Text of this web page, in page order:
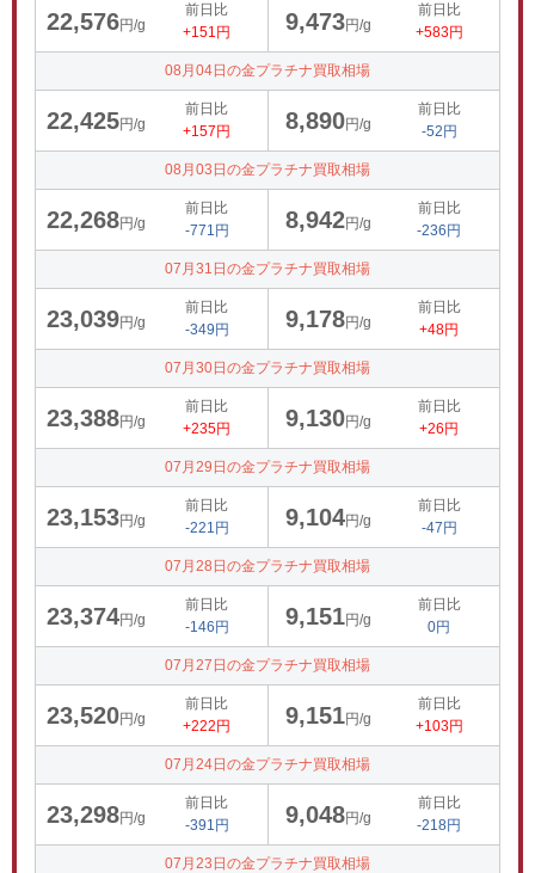
22,576円/g
前日比
+151円
9,473円/g
前日比
+583円
08月04日の金プラチナ買取相場
22,425円/g
前日比
+157円
8,890円/g
前日比
-52円
08月03日の金プラチナ買取相場
22,268円/g
前日比
-771円
8,942円/g
前日比
-236円
07月31日の金プラチナ買取相場
23,039円/g
前日比
-349円
9,178円/g
前日比
+48円
07月30日の金プラチナ買取相場
23,388円/g
前日比
+235円
9,130円/g
前日比
+26円
07月29日の金プラチナ買取相場
23,153円/g
前日比
-221円
9,104円/g
前日比
-47円
07月28日の金プラチナ買取相場
23,374円/g
前日比
-146円
9,151円/g
前日比
0円
07月27日の金プラチナ買取相場
23,520円/g
前日比
+222円
9,151円/g
前日比
+103円
07月24日の金プラチナ買取相場
23,298円/g
前日比
-391円
9,048円/g
前日比
-218円
07月23日の金プラチナ買取相場